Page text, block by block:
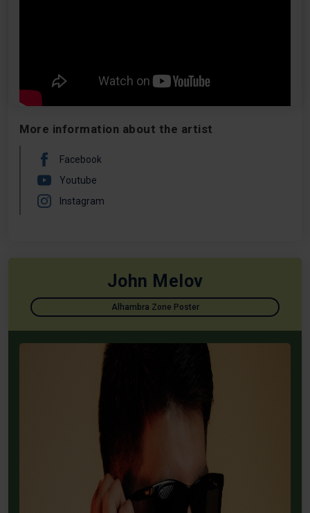
More information about the artist
Facebook
Youtube
Instagram
John Melov
Alhambra Zone Poster